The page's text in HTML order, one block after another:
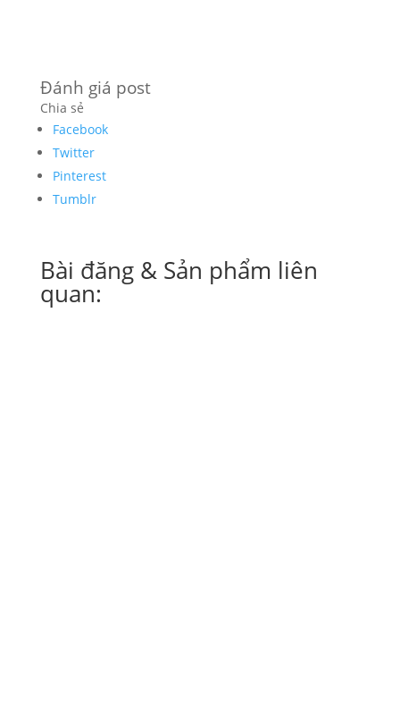
Đánh giá post
Chia sẻ
Facebook
Twitter
Pinterest
Tumblr
Bài đăng & Sản phẩm liên
quan: